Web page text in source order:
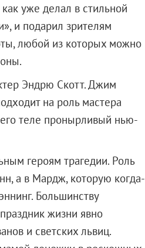
уже делал в стильной
и подарил зрителям
любой из которых можно
Эндрю Скотт. Джим
на роль мастера
теле пронырливый нью-
героям трагедии. Роль
а в Мардж, которую когда-
Большинству
жизни явно
и светских львиц.